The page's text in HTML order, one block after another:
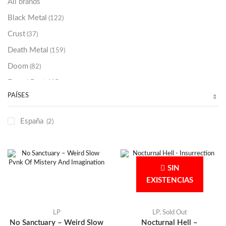
All brands
Black Metal (122)
Crust (37)
Death Metal (159)
Doom (82)
Grindcore
Otros (38)
PAÍSES
España (2)
LP
No Sanctuary – Weird Slow
SIN
EXISTENCIAS
LP, Sold Out
Nocturnal Hell –